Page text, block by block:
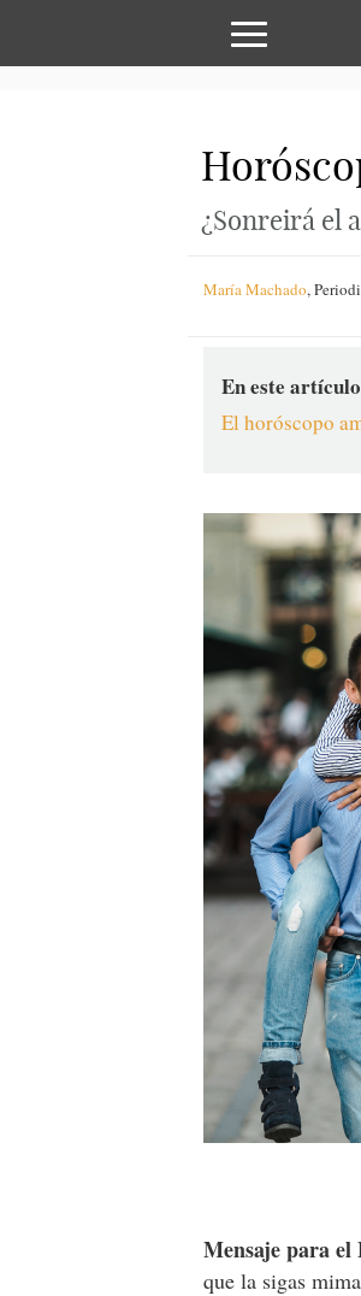
¿Sonreirá el
María Machado,
En este artículo
El horóscopo
Mensaje para el
que la sigas